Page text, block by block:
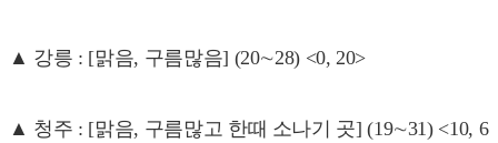
▲ 강릉 : [맑음, 구름많음] (20∼28) <0, 20>
▲ 청주 : [맑음, 구름많고 한때 소나기 곳] (19∼31) <10, 6